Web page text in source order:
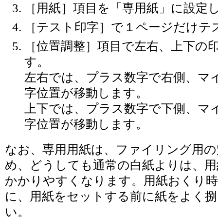
［用紙］項目を「専用紙」に設定
［テスト印字］で１ページだけ
［位置調整］項目で左右、上下の
す。
左右では、プラス数字で右側、マ
字位置が移動します。
上下では、プラス数字で下側、
字位置が移動します。
なお、専用用紙は、ファイリング用
め、どうしても通常の白紙よりは、
かかりやすくなります。用紙おくり
に、用紙をセットする前に紙をよく
い。